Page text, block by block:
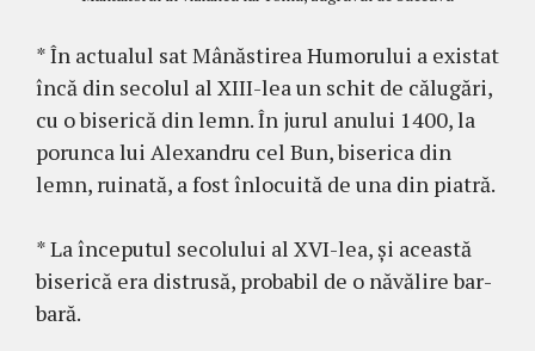
* În actualul sat Mânăstirea Hu­morului a existat
încă din secolul al XIII-lea un schit de călugări,
cu o bi­serică din lemn. În jurul anului 1400, la
porunca lui Alexandru cel Bun, biserica din
lemn, ruinată, a fost înlocuită de una din piatră.
* La începutul secolului al XVI-lea, și această
biserică era distrusă, probabil de o năvălire bar­
bară.